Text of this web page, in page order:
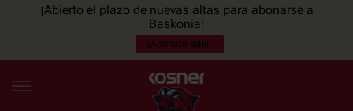
¡Abierto el plazo de nuevas altas para abonarse a
Baskonia!
¡Abónate aquí!